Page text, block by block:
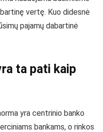
vertę. Kuo didesnė
pajamų dabartinė
ta pati kaip
yra centrinio banko
bankams, o rinkos